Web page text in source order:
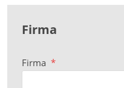
Firma
Firma *